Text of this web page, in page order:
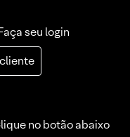
seu login
no botão abaixo